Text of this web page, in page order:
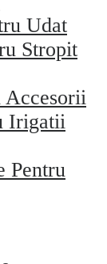
Udat
Stropit
Accesorii
Irigatii
Pentru